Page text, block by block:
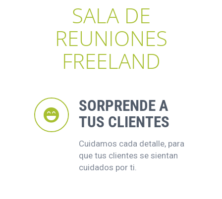
SALA DE
REUNIONES
FREELAND
SORPRENDE A
TUS CLIENTES
Cuidamos cada detalle, para
que tus clientes se sientan
cuidados por ti.